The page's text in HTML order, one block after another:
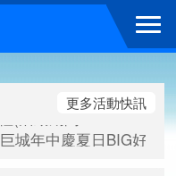
(活動期間：115/08/07-
刷卡郵好禮(活動期間：
(活動期間：115/08/07-
城年中慶夏日BIG好刷(
更多活動快訊